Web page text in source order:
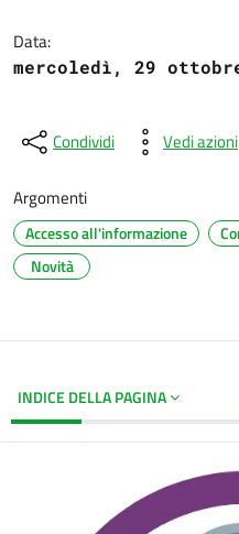
Data:
mercoledì, 29
Condividi Vedi azioni
Argomenti
Accesso all'informazione
Novità
INDICE DELLA PAGINA